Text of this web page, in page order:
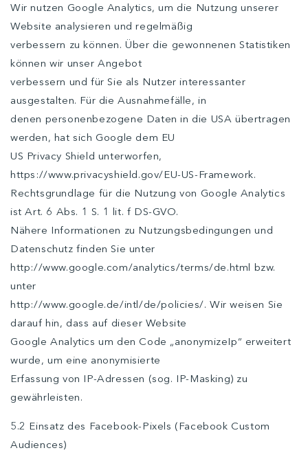
Wir nutzen Google Analytics, um die Nutzung unserer
Website analysieren und regelmäßig
verbessern zu können. Über die gewonnenen Statistiken
können wir unser Angebot
verbessern und für Sie als Nutzer interessanter
ausgestalten. Für die Ausnahmefälle, in
denen personenbezogene Daten in die USA übertragen
werden, hat sich Google dem EU
US Privacy Shield unterworfen,
https://www.privacyshield.gov/EU-US-Framework.
Rechtsgrundlage für die Nutzung von Google Analytics
ist Art. 6 Abs. 1 S. 1 lit. f DS-GVO.
Nähere Informationen zu Nutzungsbedingungen und
Datenschutz finden Sie unter
http://www.google.com/analytics/terms/de.html bzw.
unter
http://www.google.de/intl/de/policies/. Wir weisen Sie
darauf hin, dass auf dieser Website
Google Analytics um den Code „anonymizeIp“ erweitert
wurde, um eine anonymisierte
Erfassung von IP-Adressen (sog. IP-Masking) zu
gewährleisten.
5.2 Einsatz des Facebook-Pixels (Facebook Custom
Audiences)